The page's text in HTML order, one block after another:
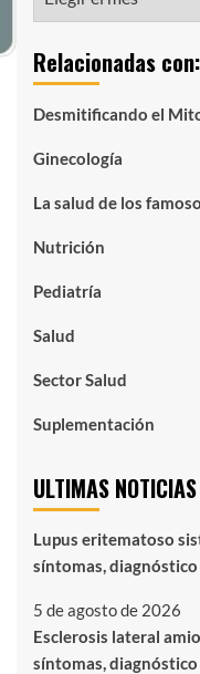
organizadas
mes:
Relacionadas con:
Desmitificando el
Ginecología
La salud de los
Nutrición
Pediatría
Salud
Sector Salud
Suplementación
ULTIMAS NOTICIAS
Lupus eritematoso
síntomas,
5 de agosto de 2026
Esclerosis lateral
síntomas,